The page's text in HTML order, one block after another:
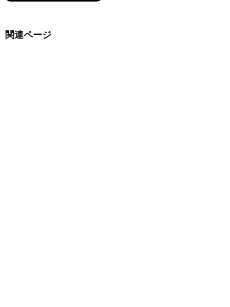
関連ページ